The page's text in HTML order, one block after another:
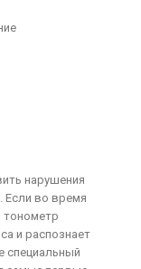
нарушения
Если во время
тонометр
и распознает
специальный